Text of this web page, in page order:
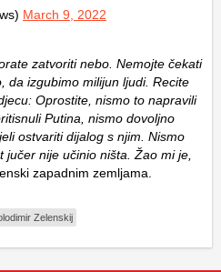
March 9, 2022
zatvoriti nebo. Nemojte čekati
da izgubimo milijun ljudi. Recite
Oprostite, nismo to napravili
Putina, nismo dovoljno
ostvariti dijalog s njim. Nismo
nije učinio ništa. Žao mi je,
zapadnim zemljama.
Zelenskij